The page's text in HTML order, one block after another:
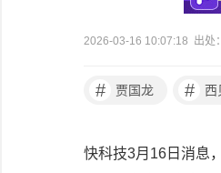
2026-03-16 10:07:18 出处
# 贾国龙 # 西
快科技3月16日消息